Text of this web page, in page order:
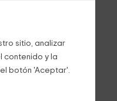
sitio, analizar
contenido y la
botón 'Aceptar'.